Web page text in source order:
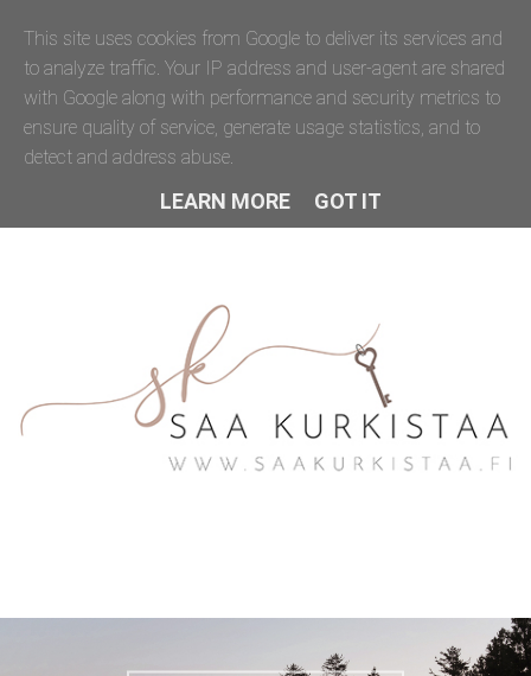
This site uses cookies from Google to deliver its services and
to analyze traffic. Your IP address and user-agent are shared
with Google along with performance and security metrics to
ensure quality of service, generate usage statistics, and to
detect and address abuse.
LEARN MORE GOT IT